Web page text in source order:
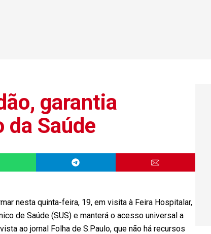
garantia
da Saúde
nesta quinta-feira, 19, em visita à Feira Hospitalar,
de Saúde (SUS) e manterá o acesso universal a
ao jornal Folha de S.Paulo, que não há recursos